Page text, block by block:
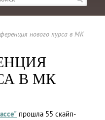
нового курса в МК
В МК
прошла 55 скайп-